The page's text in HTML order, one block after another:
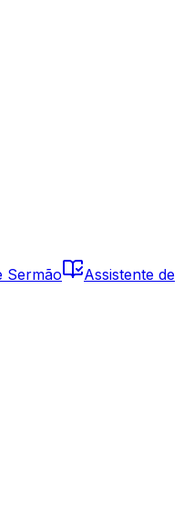
Sermão
Assistente de